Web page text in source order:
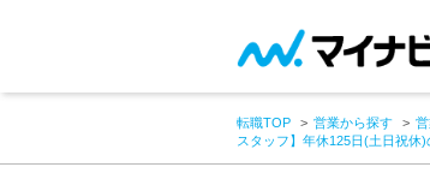
転職TOP 営業から探す
スタッフ】年休125日(土日祝休)